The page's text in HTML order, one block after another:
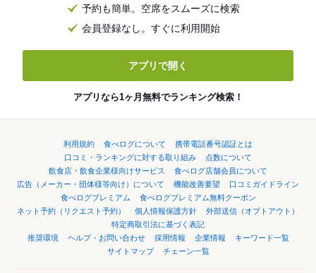
予約も簡単。空席をスムーズに検索
会員登録なし。すぐに利用開始
アプリで開く
アプリなら1ヶ月無料でランキング検索！
利用規約 食べログについて
携帯電話番号認証とは
口コミ・ランキングに対する取り組み
点数について
飲食店・飲食企業様向けサービス
食べログ店舗会員について
広告（メーカー・団体様等向け）について
機能改善要望
口コミガイドライン
食べログプレミアム
食べログプレミアム無料クーポン
ネット予約（リクエスト予約）
個人情報保護方針
外部送信（オプトアウト）
特定商取引法に基づく表記
推奨環境
ヘルプ・お問い合わせ 採用情報 企業情報
キーワード一覧
サイトマップ
チェーン一覧